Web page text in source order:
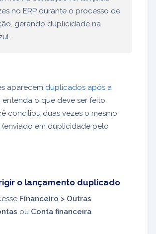
no ERP durante o processo de
gerando duplicidade na
aparecem duplicados após a
, entenda o que deve ser feito
conciliou duas vezes o mesmo
(enviado em duplicidade pelo
o lançamento duplicado
Financeiro > Outras
ou Conta financeira